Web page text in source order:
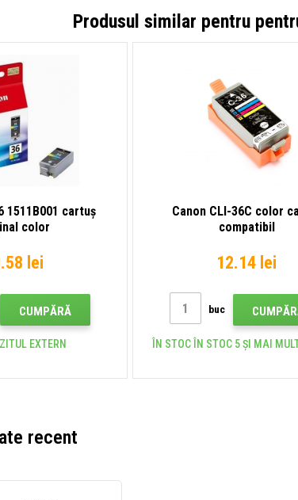
Produsul similar pentru
1511B001 cartuș
color
lei
CUMPĂRĂ
EXTERN
Canon CLI-36C color
compatibil
12.14 lei
buc
ÎN STOC ÎN STOC 5 ȘI MAI
recent